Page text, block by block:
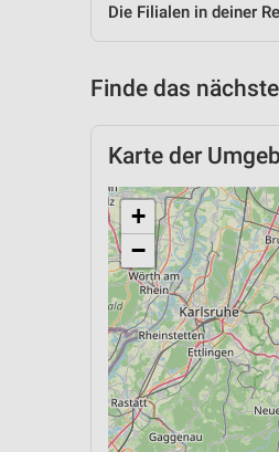
Die Filialen in deiner
Finde das
Karte der
+
−